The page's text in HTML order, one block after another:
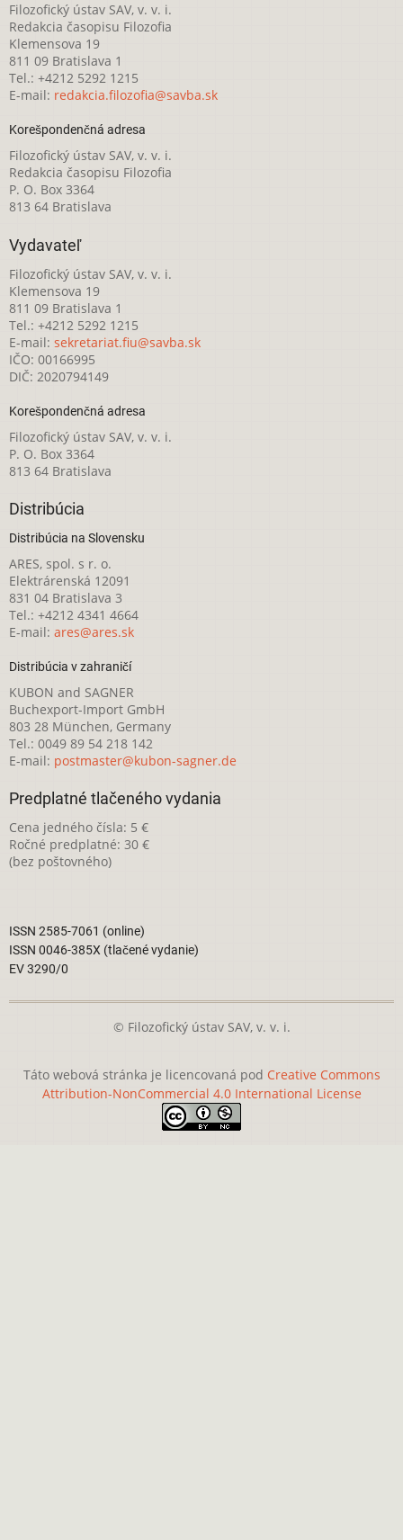
Filozofický ústav SAV, v. v. i.
Redakcia časopisu Filozofia
Klemensova 19
811 09 Bratislava 1
Tel.: +4212 5292 1215
E-mail: redakcia.filozofia@savba.sk
Korešpondenčná adresa
Filozofický ústav SAV, v. v. i.
Redakcia časopisu Filozofia
P. O. Box 3364
813 64 Bratislava
Vydavateľ
Filozofický ústav SAV, v. v. i.
Klemensova 19
811 09 Bratislava 1
Tel.: +4212 5292 1215
E-mail: sekretariat.fiu@savba.sk
IČO: 00166995
DIČ: 2020794149
Korešpondenčná adresa
Filozofický ústav SAV, v. v. i.
P. O. Box 3364
813 64 Bratislava
Distribúcia
Distribúcia na Slovensku
ARES, spol. s r. o.
Elektrárenská 12091
831 04 Bratislava 3
Tel.: +4212 4341 4664
E-mail: ares@ares.sk
Distribúcia v zahraničí
KUBON and SAGNER
Buchexport-Import GmbH
803 28 München, Germany
Tel.: 0049 89 54 218 142
E-mail: postmaster@kubon-sagner.de
Predplatné tlačeného vydania
Cena jedného čísla: 5 €
Ročné predplatné: 30 €
(bez poštovného)
ISSN 2585-7061 (online)
ISSN 0046-385X (tlačené vydanie)
EV 3290/0
© Filozofický ústav SAV, v. v. i.
Táto webová stránka je licencovaná pod Creative Commons
Attribution-NonCommercial 4.0 International License